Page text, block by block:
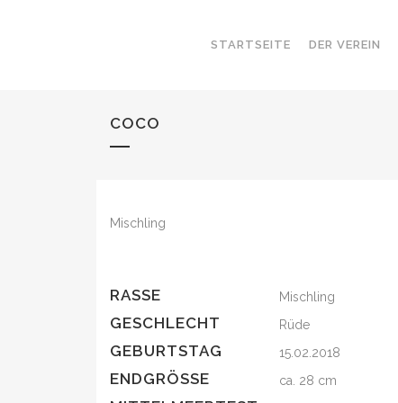
STARTSEITE DER VEREIN
COCO
Mischling
RASSE Mischling
GESCHLECHT Rüde
GEBURTSTAG 15.02.2018
ENDGRÖSSE ca. 28 cm